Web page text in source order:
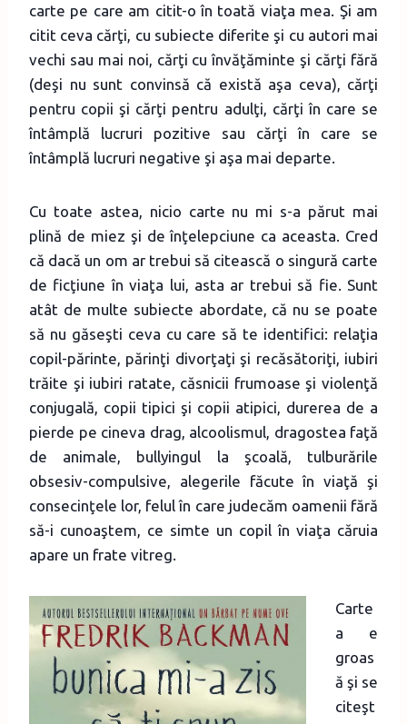
carte pe care am citit-o în toată viaţa mea. Şi am
citit ceva cărţi, cu subiecte diferite şi cu autori mai
vechi sau mai noi, cărţi cu învăţăminte şi cărţi fără
(deşi nu sunt convinsă că există aşa ceva), cărţi
pentru copii şi cărţi pentru adulţi, cărţi în care se
întâmplă lucruri pozitive sau cărţi în care se
întâmplă lucruri negative şi aşa mai departe.
Cu toate astea, nicio carte nu mi s-a părut mai
plină de miez şi de înţelepciune ca aceasta. Cred
că dacă un om ar trebui să citească o singură carte
de ficţiune în viaţa lui, asta ar trebui să fie. Sunt
atât de multe subiecte abordate, că nu se poate
să nu găseşti ceva cu care să te identifici: relaţia
copil-părinte, părinţi divorţaţi şi recăsătoriţi, iubiri
trăite şi iubiri ratate, căsnicii frumoase şi violenţă
conjugală, copii tipici şi copii atipici, durerea de a
pierde pe cineva drag, alcoolismul, dragostea faţă
de animale, bullyingul la şcoală, tulburările
obsesiv-compulsive, alegerile făcute în viaţă şi
consecinţele lor, felul în care judecăm oamenii fără
să-i cunoaştem, ce simte un copil în viaţa căruia
apare un frate vitreg.
Carte
a e
groas
ă şi se
citeşt